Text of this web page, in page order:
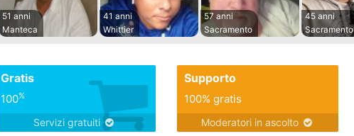
51 anni
Manteca
41 anni
Whittier
57 anni
Sacramento
45 anni
Sacramento
Gratis
100%
Servizi gratuiti
Supporto
100% gratis
Moderatori in ascolto